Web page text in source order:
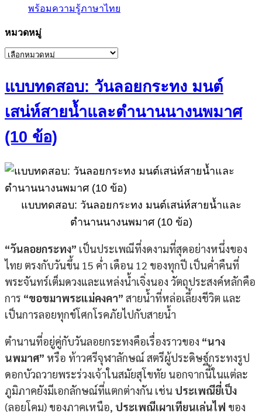
พร้อมความรู้ภาษาไทย
หมวดหมู่
หมวด
แบบทดสอบ: วันลอยกระทง มนต์
เสน่ห์สายน้ำและตำนานนางนพมาศ
(10 ข้อ)
แบบทดสอบ: วันลอยกระทง มนต์เสน่ห์สายน้ำและ
ตำนานนางนพมาศ (10 ข้อ)
“วันลอยกระทง” เป็นประเพณีที่งดงามที่สุดอย่างหนึ่งของ
ไทย ตรงกับวันขึ้น 15 ค่ำ เดือน 12 ของทุกปี เป็นค่ำคืนที่
พระจันทร์เต็มดวงและแหล่งน้ำเจิ่งนอง วัตถุประสงค์หลักคือ
การ “ขอขมาพระแม่คงคา” สายน้ำที่หล่อเลี้ยงชีวิต และ
เป็นการลอยทุกข์โศกโรคภัยไปกับสายน้ำ
ตำนานที่อยู่คู่กับวันลอยกระทงคือเรื่องราวของ “นาง
นพมาศ” หรือ ท้าวศรีจุฬาลักษณ์ สตรีผู้ประดิษฐ์กระทงรูป
ดอกบัวถวายพระร่วงเจ้าในสมัยสุโขทัย นอกจากนี้ในแต่ละ
ภูมิภาคยังมีเอกลักษณ์ที่แตกต่างกัน เช่น ประเพณียี่เป็ง
(ลอยโคม) ของภาคเหนือ, ประเพณีเผาเทียนเล่นไฟ ของ